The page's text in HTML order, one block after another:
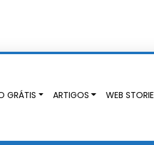
GRÁTIS ARTIGOS WEB STORIE